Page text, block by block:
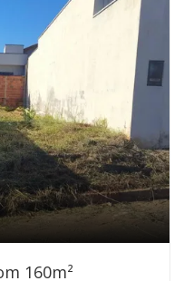
160m²